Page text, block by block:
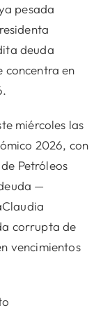
pesada
deuda
concentra en
miércoles las
2026, con
Petróleos
—
corrupta de
vencimientos